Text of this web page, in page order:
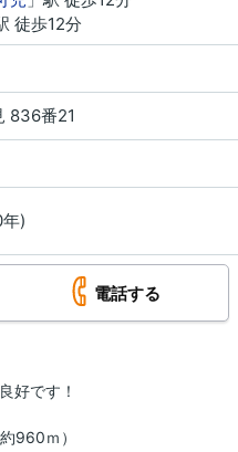
徒歩12分
836番21
)
電話する
好です！
960ｍ）